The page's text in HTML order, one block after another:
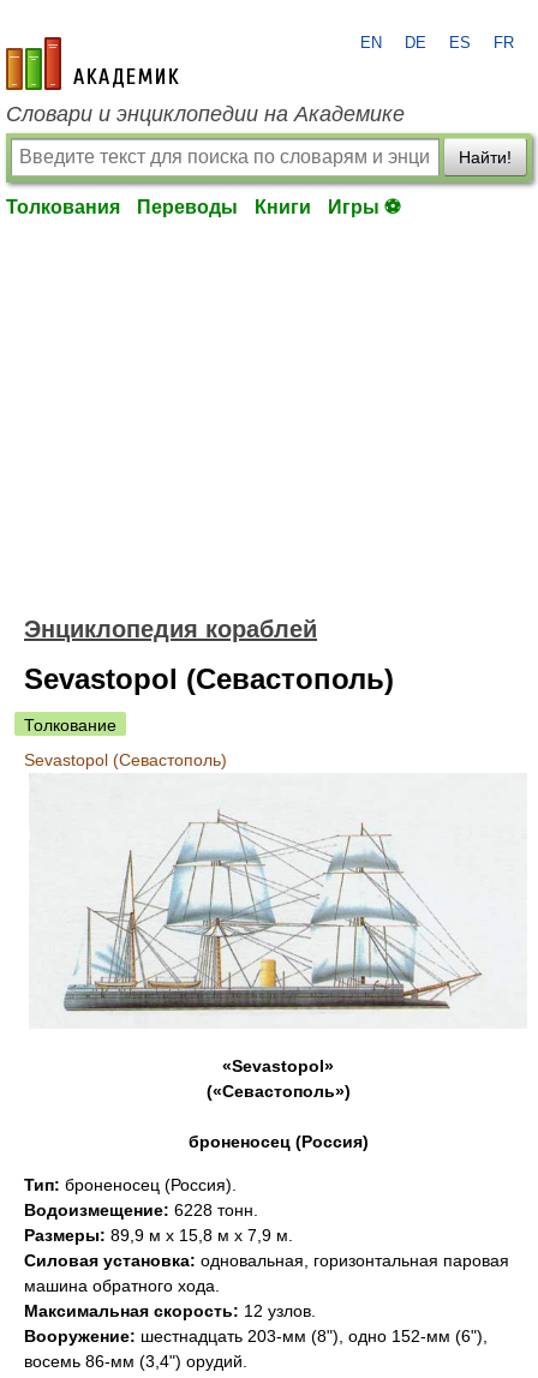
academic.ru
EN DE ES FR
Словари и энциклопедии на Академике
Найти!
Толкования Переводы Книги Игры ⚽
Энциклопедия кораблей
Sevastopol (Севастополь)
Толкование
Sevastopol (Севастополь)
«Sevastopol»
(«Севастополь»)
броненосец (Россия)
Тип: броненосец (Россия).
Водоизмещение: 6228 тонн.
Размеры: 89,9 м х 15,8 м х 7,9 м.
Силовая установка: одновальная, горизонтальная паровая
машина обратного хода.
Максимальная скорость: 12 узлов.
Вооружение: шестнадцать 203-мм (8"), одно 152-мм (6"),
восемь 86-мм (3,4") орудий.